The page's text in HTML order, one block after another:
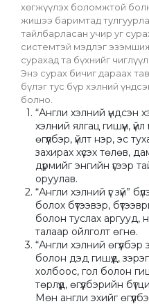
хөгжүүлэх боломжтой
жишээ баримтад
тайлбарласан учир уг
системтэй мэдлэг
сурахад та бүхнийг
Энэ сурах бичиг дараах
бүлэг тус бүр хэлний
болно.
“Англи хэлний үндсэн
хэлний ялгац гишүүн,
өгүүлбэр, үйлт нэр, эс
захирах хүсэх төлөв,
дүрмийг энгийн үгээр
оруулав.
“Англи хэлний үг зүй”
болох бүтээвэр,
болон туслах аргууд,
талаар ойлголт өгнө.
“Англи хэлний өгүүлбэр
болон дэд гишүүд,
холбоос, гол болон
төрлүүд, өгүүлбэрийн
Мөн англи эхийг